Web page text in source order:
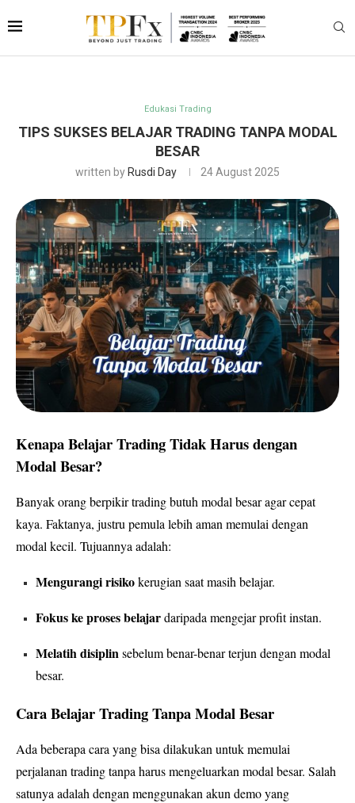
Edukasi Trading
TIPS SUKSES BELAJAR TRADING TANPA MODAL
BESAR
written by Rusdi Day 24 August 2025
Kenapa Belajar Trading Tidak Harus dengan
Modal Besar?
Banyak orang berpikir trading butuh modal besar agar cepat
kaya. Faktanya, justru pemula lebih aman memulai dengan
modal kecil. Tujuannya adalah:
Mengurangi risikokerugian saat masih belajar.
Fokus ke proses belajardaripada mengejar profit instan.
Melatih disiplinsebelum benar-benar terjun dengan modal
besar.
Cara Belajar Trading Tanpa Modal Besar
Ada beberapa cara yang bisa dilakukan untuk memulai
perjalanan trading tanpa harus mengeluarkan modal besar. Salah
satunya adalah dengan menggunakan akun demo yang